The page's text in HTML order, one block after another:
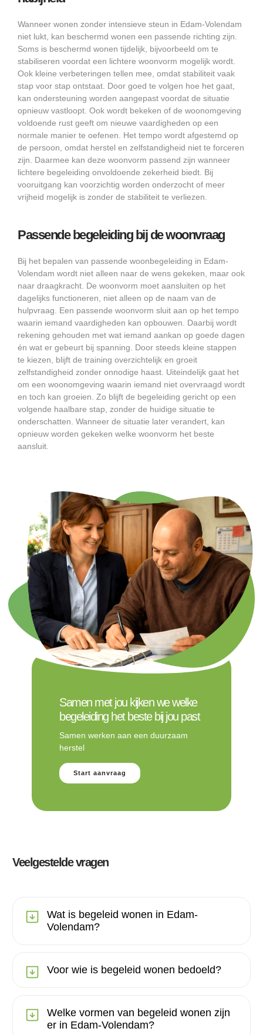
Wanneer wonen zonder intensieve steun in Edam-Volendam
niet lukt, kan beschermd wonen een passende richting zijn.
Soms is beschermd wonen tijdelijk, bijvoorbeeld om te
stabiliseren voordat een lichtere woonvorm mogelijk wordt.
Ook kleine verbeteringen tellen mee, omdat stabiliteit vaak
stap voor stap ontstaat. Door goed te volgen hoe het gaat,
kan ondersteuning worden aangepast voordat de situatie
opnieuw vastloopt. Ook wordt bekeken of de woonomgeving
voldoende rust geeft om nieuwe vaardigheden op een
normale manier te oefenen. Het tempo wordt afgestemd op
de persoon, omdat herstel en zelfstandigheid niet te forceren
zijn. Daarmee kan deze woonvorm passend zijn wanneer
lichtere begeleiding onvoldoende zekerheid biedt. Bij
vooruitgang kan voorzichtig worden onderzocht of meer
vrijheid mogelijk is zonder de stabiliteit te verliezen.
Passende begeleiding bij de woonvraag
Bij het bepalen van passende woonbegeleiding in Edam-
Volendam wordt niet alleen naar de wens gekeken, maar ook
naar draagkracht. De woonvorm moet aansluiten op het
dagelijks functioneren, niet alleen op de naam van de
hulpvraag. Een passende woonvorm sluit aan op het tempo
waarin iemand vaardigheden kan opbouwen. Daarbij wordt
rekening gehouden met wat iemand aankan op goede dagen
én wat er gebeurt bij spanning. Door steeds kleine stappen
te kiezen, blijft de training overzichtelijk en groeit
zelfstandigheid zonder onnodige haast. Uiteindelijk gaat het
om een woonomgeving waarin iemand niet overvraagd wordt
en toch kan groeien. Zo blijft de begeleiding gericht op een
volgende haalbare stap, zonder de huidige situatie te
onderschatten. Wanneer de situatie later verandert, kan
opnieuw worden gekeken welke woonvorm het beste
aansluit.
Samen met jou kijken we welke
begeleiding het beste bij jou past
Samen werken aan een duurzaam
herstel
Start aanvraag
Veelgestelde vragen
Wat is begeleid wonen in Edam-
Volendam?
Voor wie is begeleid wonen bedoeld?
Welke vormen van begeleid wonen zijn
er in Edam-Volendam?